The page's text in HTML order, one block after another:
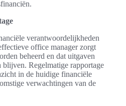
verantwoordelijkheden
office manager zorgt
beheerd en dat uitgaven
blijven. Regelmatige rapportage
in de huidige financiële
verwachtingen van de